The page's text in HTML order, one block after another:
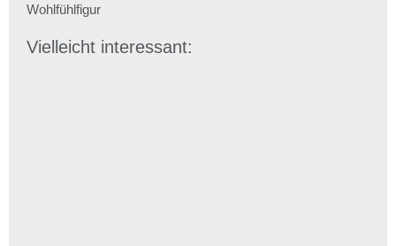
Wohlfühlfigur
Vielleicht interessant: